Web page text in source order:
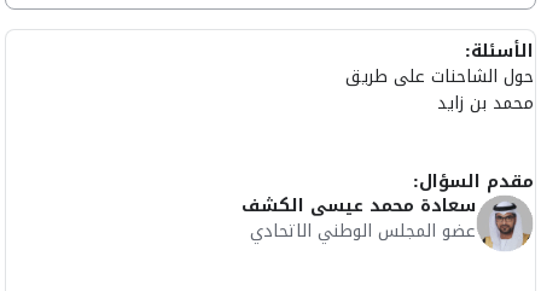
الأسئلة:
حول الشاحنات على طريق
محمد بن زايد
مقدم السؤال:
سعادة محمد عيسى الكشف
عضو المجلس الوطني الاتحادي